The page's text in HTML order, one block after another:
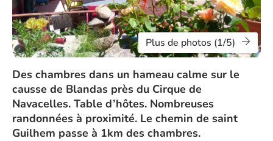
Plus de photos (1/5)
Des chambres dans un hameau calme sur le
causse de Blandas près du Cirque de
Navacelles. Table d’hôtes. Nombreuses
randonnées à proximité. Le chemin de saint
Guilhem passe à 1km des chambres.